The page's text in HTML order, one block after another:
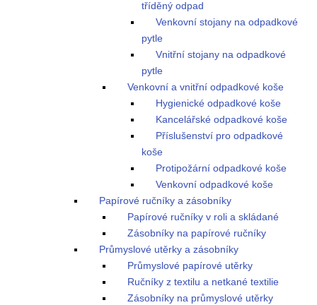
tříděný odpad
Venkovní stojany na odpadkové
pytle
Vnitřní stojany na odpadkové
pytle
Venkovní a vnitřní odpadkové koše
Hygienické odpadkové koše
Kancelářské odpadkové koše
Příslušenství pro odpadkové
koše
Protipožární odpadkové koše
Venkovní odpadkové koše
Papírové ručníky a zásobníky
Papírové ručníky v roli a skládané
Zásobníky na papírové ručníky
Průmyslové utěrky a zásobníky
Průmyslové papírové utěrky
Ručníky z textilu a netkané textilie
Zásobníky na průmyslové utěrky